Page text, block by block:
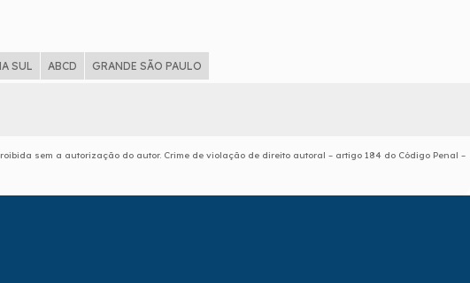
SUL ABCD GRANDE SÃO PAULO
sem a autorização do autor. Crime de violação de direito autoral – artigo 184 do Código Penal –